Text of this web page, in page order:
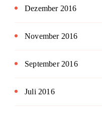
Dezember 2016
November 2016
September 2016
Juli 2016